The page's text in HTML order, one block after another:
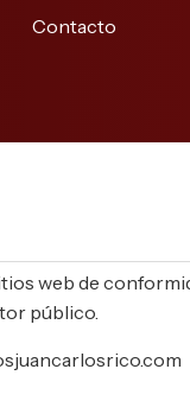
Contacto
web de
público.